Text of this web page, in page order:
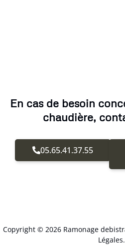
En cas de besoin
chaudière,
05.65.41.37.55
Copyright © 2026 Ramonage
Légales.